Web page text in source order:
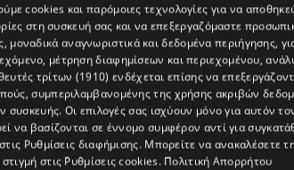
,ΜΠΕΤΤΥ ΜΑΓΓΙΡΑ
cookies και παρόμοιες τεχνολογίες για να
στη συσκευή σας και να επεξεργαζόμαστε
αναγνωριστικά και δεδομένα περιήγησης,
μέτρηση διαφημίσεων και περιεχομένου,
τρίτων (1910) ενδέχεται επίσης να
συμπεριλαμβανομένης της χρήσης ακριβών
συσκευής. Οι επιλογές σας ισχύουν μόνο για αυτόν
να βασίζονται σε έννομο συμφέρον αντί για
Ρυθμίσεις διαφήμισης. Μπορείτε να ανακαλέσετε
στις Ρυθμίσεις cookies. Πολιτική Απορρήτου